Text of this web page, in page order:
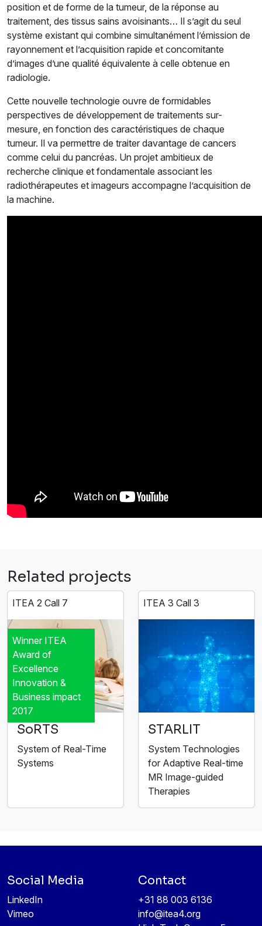
position et de forme de la tumeur, de la réponse au
traitement, des tissus sains avoisinants… Il s’agit du seul
système existant qui combine simultanément l’émission de
rayonnement et l’acquisition rapide et concomitante
d’images d’une qualité équivalente à celle obtenue en
radiologie.
Cette nouvelle technologie ouvre de formidables
perspectives de développement de traitements sur-
mesure, en fonction des caractéristiques de chaque
tumeur. Il va permettre de traiter davantage de cancers
comme celui du pancréas. Un projet ambitieux de
recherche clinique et fondamentale associant les
radiothérapeutes et imageurs accompagne l’acquisition de
la machine.
Related projects
ITEA 2 Call 7
Winner ITEA
Award of
Excellence
Innovation &
Business impact
2017
SoRTS
System of Real-Time
Systems
ITEA 3 Call 3
STARLIT
System Technologies
for Adaptive Real-time
MR Image-guided
Therapies
Social Media
LinkedIn
Vimeo
Contact
+31 88 003 6136
info@itea4.org